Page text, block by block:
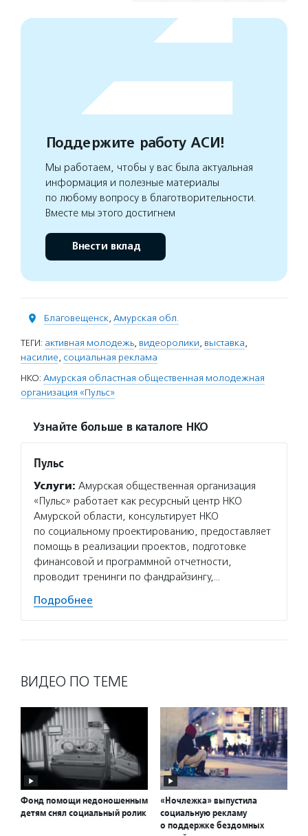
Поддержите работу АСИ!
Мы работаем, чтобы у вас была актуальная
информация и полезные материалы
по любому вопросу в благотворительности.
Вместе мы этого достигнем
Внести вклад
Благовещенск, Амурская обл.
ТЕГИ: активная молодежь, видеоролики, выставка,
насилие, социальная реклама
НКО: Амурская областная общественная молодежная
организация «Пульс»
Узнайте больше в каталоге НКО
Пульс
Услуги: Амурская общественная организация
«Пульс» работает как ресурсный центр НКО
Амурской области, консультирует НКО
по социальному проектированию, предоставляет
помощь в реализации проектов, подготовке
финансовой и программной отчетности,
проводит тренинги по фандрайзингу,…
Подробнее
ВИДЕО ПО ТЕМЕ
Фонд помощи недоношенным
детям снял социальный ролик
«Ночлежка» выпустила
социальную рекламу
о поддержке бездомных